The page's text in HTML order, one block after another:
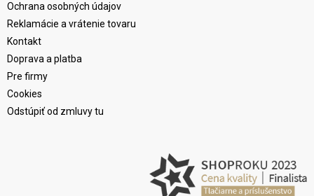
Ochrana osobných údajov
Reklamácie a vrátenie tovaru
Kontakt
Doprava a platba
Pre firmy
Cookies
Odstúpiť od zmluvy tu